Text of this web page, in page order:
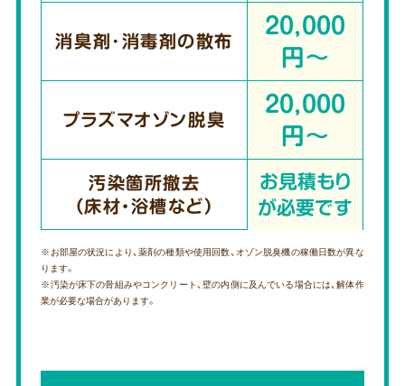
消臭剤･消毒剤の散布
20,000
円～
プラズマオゾン脱臭
20,000
円～
汚染箇所撤去
（床材・浴槽など）
お見積もり
が必要です
※お部屋の状況により、薬剤の種類や使用回数、オゾン脱臭機の稼働日数が異な
ります。
※汚染が床下の骨組みやコンクリート、壁の内側に及んでいる場合には、解体作
業が必要な場合があります。